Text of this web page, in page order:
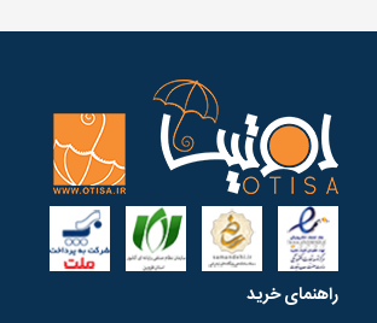
راهنمای خرید